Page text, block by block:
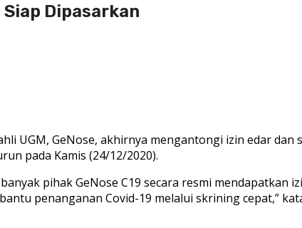
Siap Dipasarkan
UGM, GeNose, akhirnya mengantongi izin edar
pada Kamis (24/12/2020).
pihak GeNose C19 secara resmi mendapatkan
penanganan Covid-19 melalui skrining cepat,”